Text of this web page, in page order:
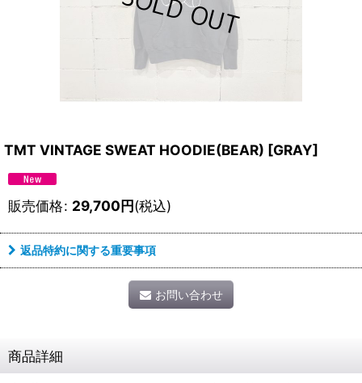
TMT VINTAGE SWEAT HOODIE(BEAR) [GRAY]
販売価格: 29,700円(税込)
返品特約に関する重要事項
お問い合わせ
商品詳細